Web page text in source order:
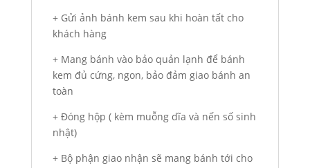
+ Gửi ảnh bánh kem sau khi hoàn tất cho
khách hàng
+ Mang bánh vào bảo quản lạnh để bánh
kem đủ cứng, ngon, bảo đảm giao bánh an
toàn
+ Đóng hộp ( kèm muỗng dĩa và nến số sinh
nhật)
+ Bộ phận giao nhận sẽ mang bánh tới cho